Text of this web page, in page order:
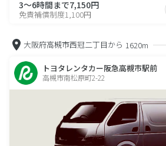
3～6時間まで7,150円
免責補償制度1,100円
大阪府高槻市西冠二丁目から 1620m
トヨタレンタカー阪急高槻市駅前
高槻市南松原町2-22